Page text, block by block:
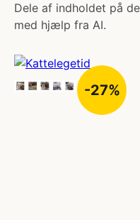
Dele af indholdet på
med hjælp fra AI.
-27%